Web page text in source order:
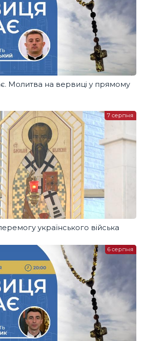
Молитва на вервиці у прямому
українського війська
7 серпня
6 серпня